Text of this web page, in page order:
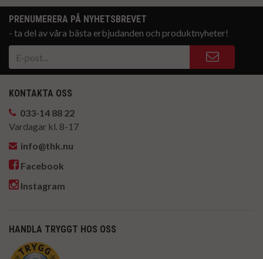
PRENUMERERA PÅ NYHETSBREVET
- ta del av våra bästa erbjudanden och produktnyheter!
KONTAKTA OSS
033-14 88 22
Vardagar kl. 8-17
info@thk.nu
Facebook
Instagram
HANDLA TRYGGT HOS OSS